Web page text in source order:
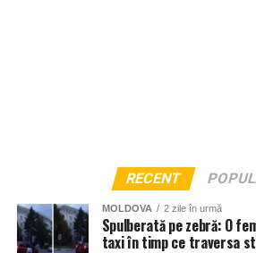
RECENT
MOLDOVA 2 zile în urmă
Spulberată pe zebră: O
taxi în timp ce traversa